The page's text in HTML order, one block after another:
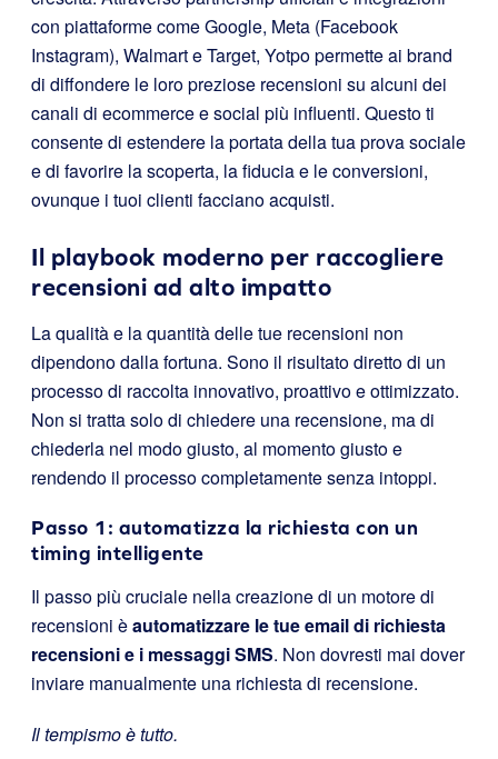
con piattaforme come Google, Meta (Facebook
Instagram), Walmart e Target, Yotpo permette ai brand
di diffondere le loro preziose recensioni su alcuni dei
canali di ecommerce e social più influenti. Questo ti
consente di estendere la portata della tua prova sociale
e di favorire la scoperta, la fiducia e le conversioni,
ovunque i tuoi clienti facciano acquisti.
Il playbook moderno per raccogliere
recensioni ad alto impatto
La qualità e la quantità delle tue recensioni non
dipendono dalla fortuna. Sono il risultato diretto di un
processo di raccolta innovativo, proattivo e ottimizzato.
Non si tratta solo di chiedere una recensione, ma di
chiederla nel modo giusto, al momento giusto e
rendendo il processo completamente senza intoppi.
Passo 1: automatizza la richiesta con un
timing intelligente
Il passo più cruciale nella creazione di un motore di
recensioni èautomatizzare le tue email di richiesta
recensioni e i messaggi SMS. Non dovresti mai dover
inviare manualmente una richiesta di recensione.
Il tempismo è tutto.